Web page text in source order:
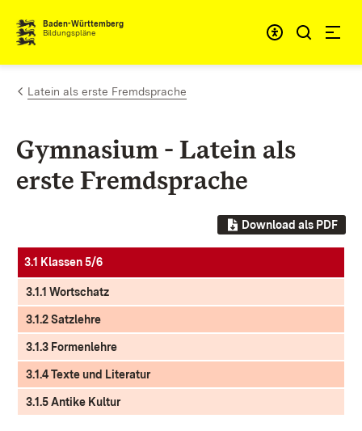
Zum Inhalt springen
Baden-Württemberg
Bildungspläne
Latein als erste Fremdsprache
Gymnasium - Latein als
erste Fremdsprache
Download als PDF
3.1 Klassen 5/6
3.1.1 Wortschatz
3.1.2 Satzlehre
3.1.3 Formenlehre
3.1.4 Texte und Literatur
3.1.5 Antike Kultur